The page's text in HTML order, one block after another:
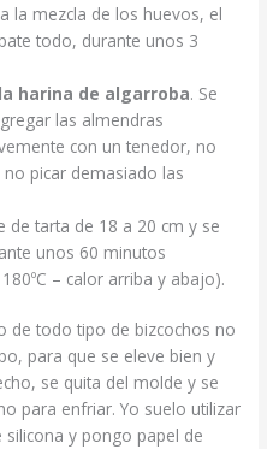
la mezcla de los huevos, el
todo, durante unos 3
harina de algarroba. Se
las almendras
con un tenedor, no
picar demasiado las
de tarta de 18 a 20 cm y se
unos 60 minutos
– calor arriba y abajo).
de todo tipo de bizcochos no
para que se eleve bien y
se quita del molde y se
para enfriar. Yo suelo utilizar
y pongo papel de